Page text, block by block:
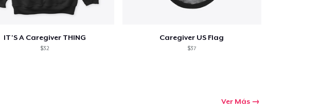
IT'S A Caregiver THING
$32
Caregiver US Flag
$37
Ver Más